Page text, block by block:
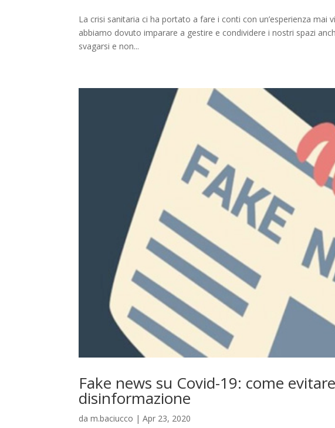
La crisi sanitaria ci ha portato a fare i conti con un’esperienza mai
abbiamo dovuto imparare a gestire e condividere i nostri spazi
svagarsi e non...
Fake news su Covid-19: come
disinformazione
dam.baciucco |Apr 23, 2020